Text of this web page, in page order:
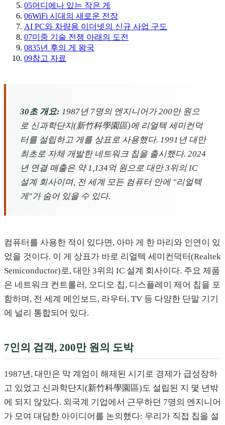
05어디에나 있는 작은 게
06WiFi 시대의 새로운 전장
AI PC와 차량용 이더넷의 신규 사업 구도
07미중 기술 전쟁 아래의 도전
0835년 후의 게 왕국
09참고 자료
30초 개요: 1987년 7명의 엔지니어가 200만 원으
로 신과학단지(新竹科學園區)에 리얼텍 세미컨덕
터를 설립하고 게를 상표로 사용했다. 1991년 대만
최초로 자체 개발한 네트워크 칩을 출시했다. 2024
년 연결 매출은 약 1,134억 원으로 대만 3위의 IC
설계 회사이며, 전 세계 모든 컴퓨터 안에 "리얼텍
게"가 숨어 있을 수 있다.
컴퓨터를 사용한 적이 있다면, 아마 게 한 마리와 인연이 있
었을 것이다. 이 게 상표가 바로 리얼텍 세미컨덕터(Realtek
Semiconductor)로, 대만 3위의 IC 설계 회사이다. 주요 제품
은 네트워크 컨트롤러, 오디오 칩, 디스플레이 제어 칩을 포
함하며, 전 세계 메인보드, 라우터, TV 등 다양한 단말 기기
에 널리 통합되어 있다.
7인의 검객, 200만 원의 도박
1987년, 대만은 막 계엄이 해제된 시기로 경제가 급성장하
고 있었고 신과학단지(新竹科學園區)도 설립된 지 몇 년밖
에 되지 않았다. 외국계 기업에서 근무하던 7명의 엔지니어
가 모여 대담한 아이디어를 논의했다: 우리가 직접 칩을 설